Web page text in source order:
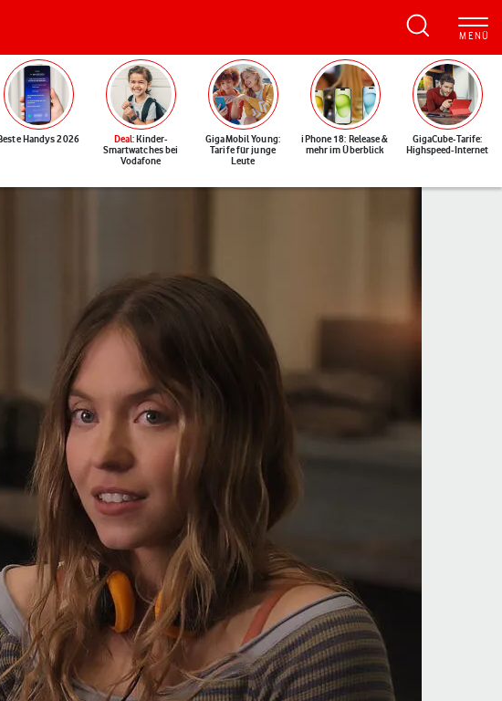
Handys 2026 Deal: Kinder-
Smartwatches bei
Vodafone
GigaMobil Young:
Tarife für junge
Leute
iPhone 18: Release &
mehr im Überblick
GigaCube-Tarife:
Highspeed-Internet